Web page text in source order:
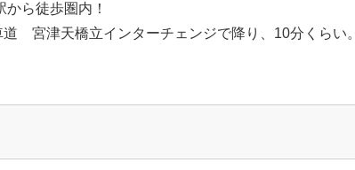
ら徒歩圏内！
宮津天橋立インターチェンジで降り、10分くらい。